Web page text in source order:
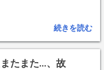
大丈夫な感じがしま
から水が入ってショート
;)） ハローさんはこの様
外し可能 トップの後ろ
続きを読む
たまた...、故